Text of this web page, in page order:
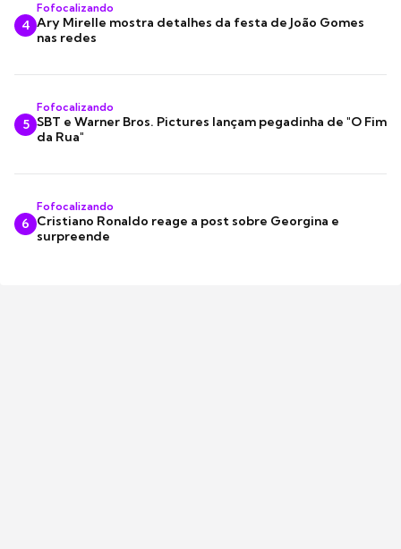
4
Fofocalizando
Ary Mirelle mostra detalhes da festa de João Gomes
nas redes
5
Fofocalizando
SBT e Warner Bros. Pictures lançam pegadinha de "O Fim
da Rua"
6
Fofocalizando
Cristiano Ronaldo reage a post sobre Georgina e
surpreende